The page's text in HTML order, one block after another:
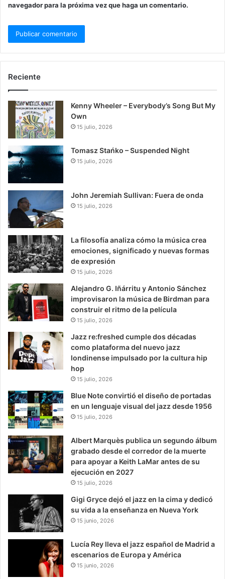
navegador para la próxima vez que haga un comentario.
Reciente
Kenny Wheeler – Everybody’s Song But My
Own
15 julio, 2026
Tomasz Stańko – Suspended Night
15 julio, 2026
John Jeremiah Sullivan: Fuera de onda
15 julio, 2026
La filosofía analiza cómo la música crea
emociones, significado y nuevas formas
de expresión
15 julio, 2026
Alejandro G. Iñárritu y Antonio Sánchez
improvisaron la música de Birdman para
construir el ritmo de la película
15 julio, 2026
Jazz re:freshed cumple dos décadas
como plataforma del nuevo jazz
londinense impulsado por la cultura hip
hop
15 julio, 2026
Blue Note convirtió el diseño de portadas
en un lenguaje visual del jazz desde 1956
15 julio, 2026
Albert Marquès publica un segundo álbum
grabado desde el corredor de la muerte
para apoyar a Keith LaMar antes de su
ejecución en 2027
15 julio, 2026
Gigi Gryce dejó el jazz en la cima y dedicó
su vida a la enseñanza en Nueva York
15 junio, 2026
Lucía Rey lleva el jazz español de Madrid a
escenarios de Europa y América
15 junio, 2026